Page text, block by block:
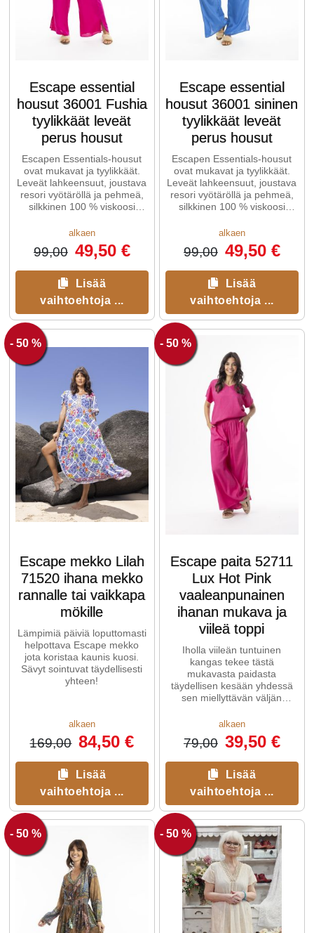
Escape essential
housut 36001 Fushia
tyylikkäät leveät
perus housut
Escapen Essentials-housut
ovat mukavat ja tyylikkäät.
Leveät lahkeensuut, joustava
resori vyötäröllä ja pehmeä,
silkkinen 100 % viskoosi
alkaen
99,00 49,50 €
Lisää
vaihtoehtoja ...
Escape essential
housut 36001 sininen
tyylikkäät leveät
perus housut
Escapen Essentials-housut
ovat mukavat ja tyylikkäät.
Leveät lahkeensuut, joustava
resori vyötäröllä ja pehmeä,
silkkinen 100 % viskoosi
alkaen
99,00 49,50 €
Lisää
vaihtoehtoja ...
Escape mekko Lilah
71520 ihana mekko
rannalle tai vaikkapa
mökille
Lämpimiä päiviä loputtomasti
helpottava Escape mekko
jota koristaa kaunis kuosi.
Sävyt sointuvat täydellisesti
yhteen!
alkaen
169,00 84,50 €
- 50 %
Lisää
vaihtoehtoja ...
Escape paita 52711
Lux Hot Pink
vaaleanpunainen
ihanan mukava ja
viileä toppi
Iholla viileän tuntuinen
kangas tekee tästä
mukavasta paidasta
täydellisen kesään yhdessä
sen miellyttävän väljän
alkaen
79,00 39,50 €
- 50 %
Lisää
vaihtoehtoja ...
- 50 % - 50 %